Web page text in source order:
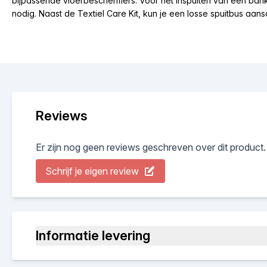
nodig. Naast de Textiel Care Kit, kun je een losse spuitbus
Reviews
Er zijn nog geen reviews geschreven over dit product.
Schrijf je eigen review
Informatie levering